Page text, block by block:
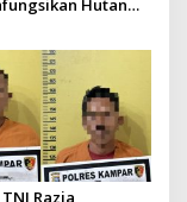
Hutan
Razia